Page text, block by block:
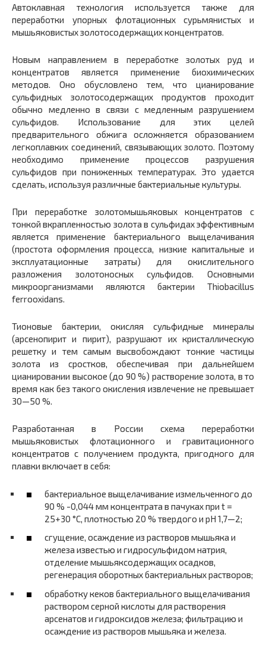
Автоклавная технология используется также для
переработки упорных флотационных сурьмянистых и
мышьяковистых золотосодержащих концентратов.
Новым направлением в переработке золотых руд и
концентратов является применение биохимических
методов. Оно обусловлено тем, что цианирование
сульфидных золотосодержащих продуктов проходит
обычно медленно в связи с медленным разрушением
сульфидов. Использование для этих целей
предварительного обжига осложняется образованием
легкоплавких соединений, связывающих золото. Поэтому
необходимо применение процессов разрушения
сульфидов при пониженных температурах. Это удается
сделать, используя различные бактериальные культуры.
При переработке золотомышьяковых концентратов с
тонкой вкрапленностью золота в сульфидах эффективным
является применение бактериального выщелачивания
(простота оформления процесса, низкие капитальные и
эксплуатационные затраты) для окислительного
разложения золотоносных сульфидов. Основными
микроорганизмами являются бактерии Thiobacillus
ferrooxidans.
Тионовые бактерии, окисляя сульфидные минералы
(арсенопирит и пирит), разрушают их кристаллическую
решетку и тем самым высвобождают тонкие частицы
золота из сростков, обеспечивая при дальнейшем
цианировании высокое (до 90 %) растворение золота, в то
время как без такого окисления извлечение не превышает
30—50 %.
Разработанная в России схема переработки
мышьяковистых флотационного и гравитационного
концентратов с получением продукта, пригодного для
плавки включает в себя:
бактериальное выщелачивание измельченного до
90 % -0,044 мм концентрата в пачуках при t =
25+30 °С, плотностью 20 % твердого и pH 1,7—2;
сгущение, осаждение из растворов мышьяка и
железа известью и гидросульфидом натрия,
отделение мышьяксодержащих осадков,
регенерация оборотных бактериальных растворов;
обработку кеков бактериального выщелачивания
раствором серной кислоты для растворения
арсенатов и гидроксидов железа; фильтрацию и
осаждение из растворов мышьяка и железа.